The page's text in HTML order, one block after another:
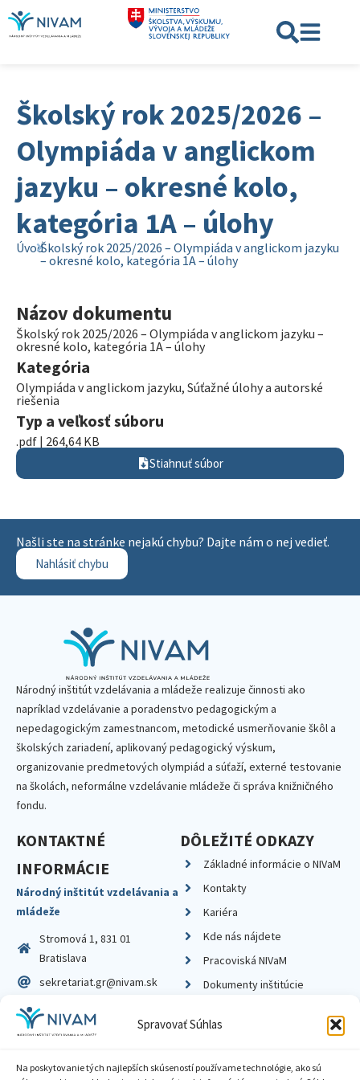
Spravovať Súhlas
Na poskytovanie tých najlepších skúseností používame technológie, ako sú
Školský rok 2025/2026 –
Olympiáda v anglickom
jazyku – okresné kolo,
kategória 1A – úlohy
ÚvodŠkolský rok 2025/2026 – Olympiáda v anglickom jazyku
– okresné kolo, kategória 1A – úlohy
Názov dokumentu
Školský rok 2025/2026 – Olympiáda v anglickom jazyku –
okresné kolo, kategória 1A – úlohy
Kategória
Olympiáda v anglickom jazyku, Súťažné úlohy a autorské
riešenia
Typ a veľkosť súboru
.pdf | 264,64 KB
Stiahnuť súbor
Našli ste na stránke nejakú chybu? Dajte nám o nej vedieť.
Nahlásiť chybu
Národný inštitút vzdelávania a mládeže realizuje činnosti ako
napríklad vzdelávanie a poradenstvo pedagogickým a
nepedagogickým zamestnancom, metodické usmerňovanie škôl a
školských zariadení, aplikovaný pedagogický výskum,
organizovanie predmetových olympiád a súťaží, externé testovanie
na školách, neformálne vzdelávanie mládeže či správa knižničného
fondu.
KONTAKTNÉ
INFORMÁCIE
Národný inštitút vzdelávania a
mládeže
Stromová 1, 831 01
Bratislava
sekretariat.gr@nivam.sk
IČO: 00164348
DIČ: 2020798714
DÔLEŽITÉ ODKAZY
Základné informácie o NIVaM
Kontakty
Kariéra
Kde nás nájdete
Pracoviská NIVaM
Dokumenty inštitúcie